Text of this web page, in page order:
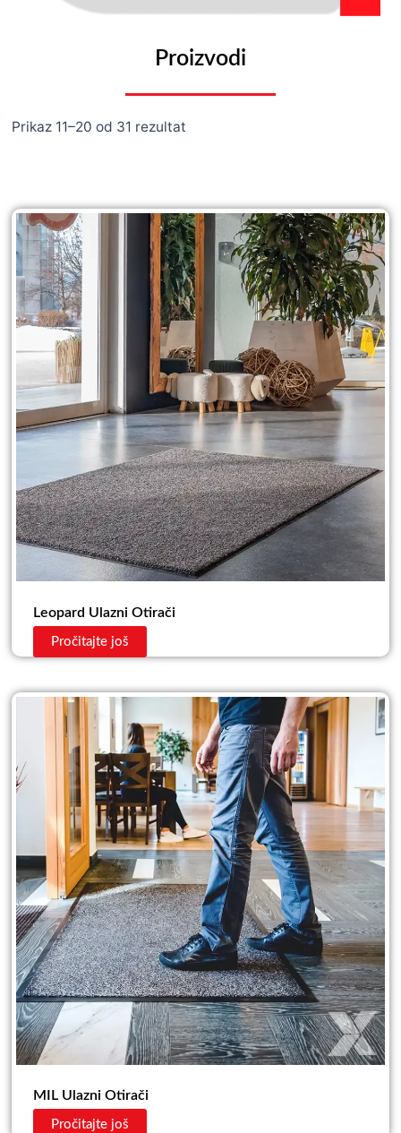
Proizvodi
Prikaz 11–20 od 31 rezultat
Leopard Ulazni Otirači
Pročitajte još
MIL Ulazni Otirači
Pročitajte još